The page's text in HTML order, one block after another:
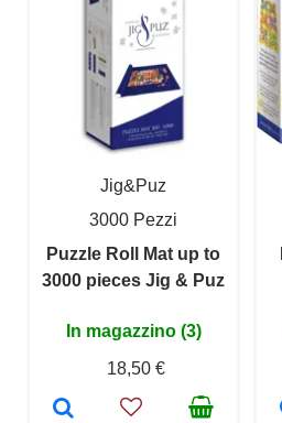
Jig&Puz
3000 Pezzi
Puzzle Roll Mat up to
3000 pieces Jig & Puz
In magazzino (3)
18,50 €